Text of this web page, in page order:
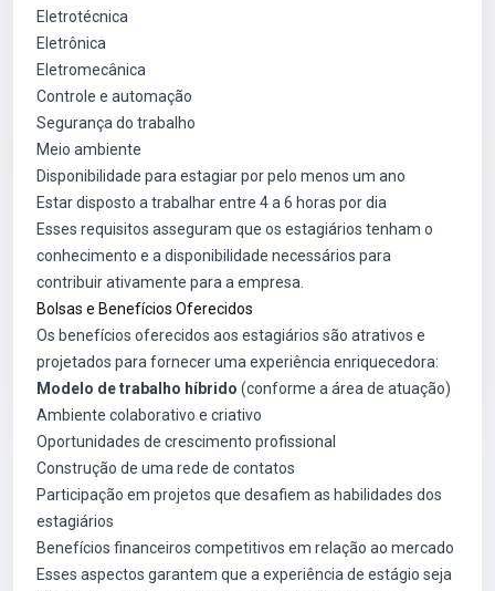
Eletrotécnica
Eletrônica
Eletromecânica
Controle e automação
Segurança do trabalho
Meio ambiente
Disponibilidade para estagiar por pelo menos um ano
Estar disposto a trabalhar entre 4 a 6 horas por dia
Esses requisitos asseguram que os estagiários tenham o
conhecimento e a disponibilidade necessários para
contribuir ativamente para a empresa.
Bolsas e Benefícios Oferecidos
Os benefícios oferecidos aos estagiários são atrativos e
projetados para fornecer uma experiência enriquecedora:
Modelo de trabalho híbrido (conforme a área de atuação)
Ambiente colaborativo e criativo
Oportunidades de crescimento profissional
Construção de uma rede de contatos
Participação em projetos que desafiem as habilidades dos
estagiários
Benefícios financeiros competitivos em relação ao mercado
Esses aspectos garantem que a experiência de estágio seja